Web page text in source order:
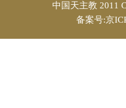
中国天主教 2011
备案号:京